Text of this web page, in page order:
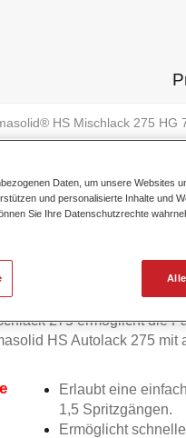
HS Mischlack 275 HG
HS
275 ermöglicht die
HS Autolack 275 mit
Erlaubt eine
1,5 Spritzgängen.
Ermöglicht
Daten, um unsere Websites
und personalisierte Inhalte und
Sie Ihre Datenschutzrechte